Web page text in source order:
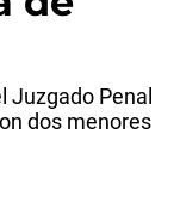
Juzgado Penal
dos menores